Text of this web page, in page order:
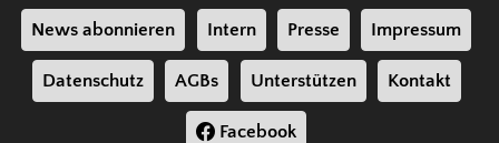
News abonnieren Intern Presse Impressum
Datenschutz AGBs Unterstützen Kontakt
Facebook